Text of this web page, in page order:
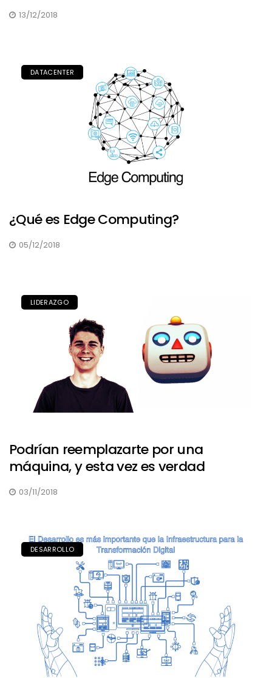
13/12/2018
DATACENTER
¿Qué es Edge Computing?
05/12/2018
LIDERAZGO
Podrían reemplazarte por una
máquina, y esta vez es verdad
03/11/2018
DESARROLLO